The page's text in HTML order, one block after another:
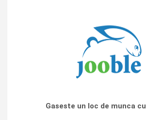
Gaseste un loc de munca cu